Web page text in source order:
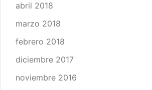
abril 2018
marzo 2018
febrero 2018
diciembre 2017
noviembre 2016